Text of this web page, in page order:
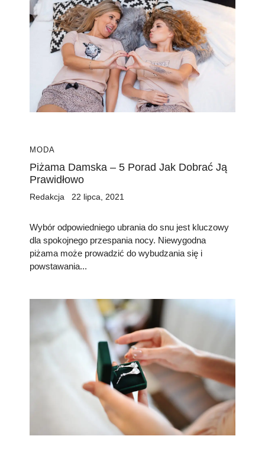
MODA
Piżama Damska – 5 Porad Jak Dobrać Ją
Prawidłowo
Redakcja 22 lipca, 2021
Wybór odpowiedniego ubrania do snu jest kluczowy
dla spokojnego przespania nocy. Niewygodna
piżama może prowadzić do wybudzania się i
powstawania...